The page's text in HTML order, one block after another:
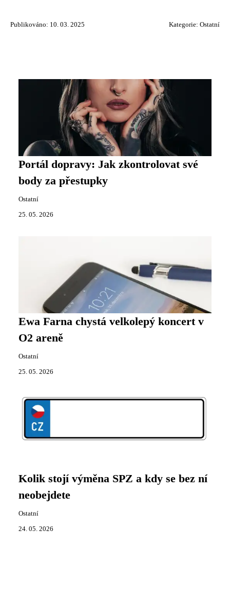
Publikováno: 10. 03. 2025 Kategorie: Ostatní
Portál dopravy: Jak zkontrolovat své
body za přestupky
Ostatní
25. 05. 2026
Ewa Farna chystá velkolepý koncert v
O2 areně
Ostatní
25. 05. 2026
Kolik stojí výměna SPZ a kdy se bez ní
neobejdete
Ostatní
24. 05. 2026